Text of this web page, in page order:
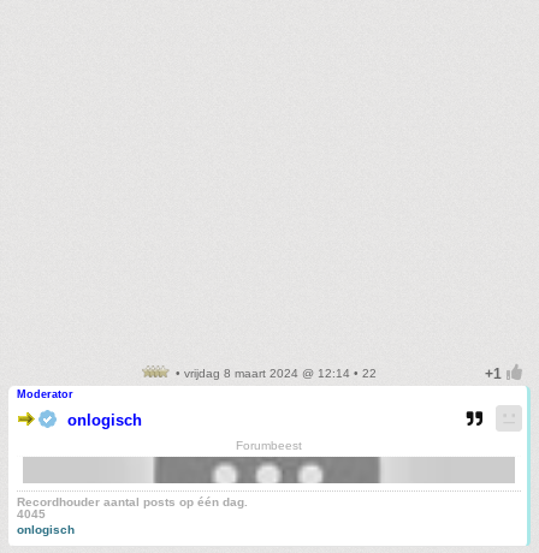
• vrijdag 8 maart 2024 @ 12:14 • 22
Moderator
onlogisch
Forumbeest
Recordhouder aantal posts op één dag.
4045
onlogisch